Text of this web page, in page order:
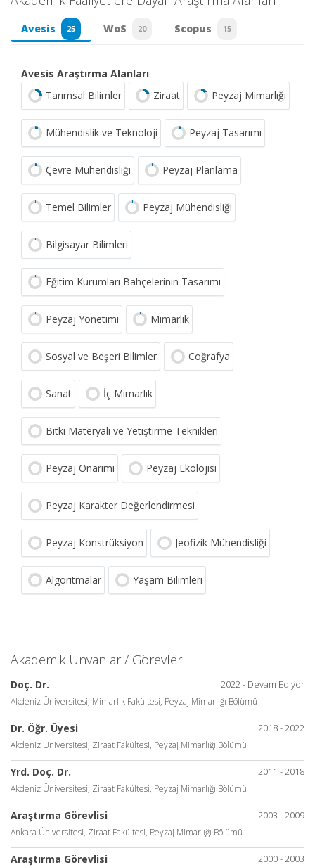
Avesis 25 WoS 20 Scopus 15
Avesis Araştırma Alanları
Tarımsal Bilimler
Ziraat Peyzaj Mimarlığı
Mühendislik ve Teknoloji Peyzaj Tasarımı
Çevre Mühendisliği Peyzaj Planlama
Temel Bilimler Peyzaj Mühendisliği
Bilgisayar Bilimleri
Eğitim Kurumları Bahçelerinin Tasarımı
Peyzaj Yönetimi Mimarlık
Sosyal ve Beşeri Bilimler Coğrafya
Sanat İç Mimarlık
Bitki Materyali ve Yetiştirme Teknikleri
Peyzaj Onarımı Peyzaj Ekolojisi
Peyzaj Karakter Değerlendirmesi
Peyzaj Konstrüksiyon Jeofizik Mühendisliği
Algoritmalar Yaşam Bilimleri
Akademik Ünvanlar / Görevler
2022 - Devam Ediyor
Doç. Dr.
Akdeniz Üniversitesi, Mimarlık Fakültesi, Peyzaj Mimarlığı Bölümü
2018 - 2022
Dr. Öğr. Üyesi
Akdeniz Üniversitesi, Ziraat Fakültesi, Peyzaj Mimarlığı Bölümü
2011 - 2018
Yrd. Doç. Dr.
Akdeniz Üniversitesi, Ziraat Fakültesi, Peyzaj Mimarlığı Bölümü
2003 - 2009
Araştırma Görevlisi
Ankara Üniversitesi, Ziraat Fakültesi, Peyzaj Mimarlığı Bölümü
2000 - 2003
Araştırma Görevlisi